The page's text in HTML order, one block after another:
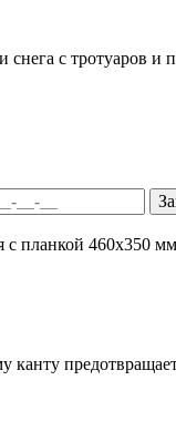
снега с тротуаров
с планкой 460х350 мм
канту